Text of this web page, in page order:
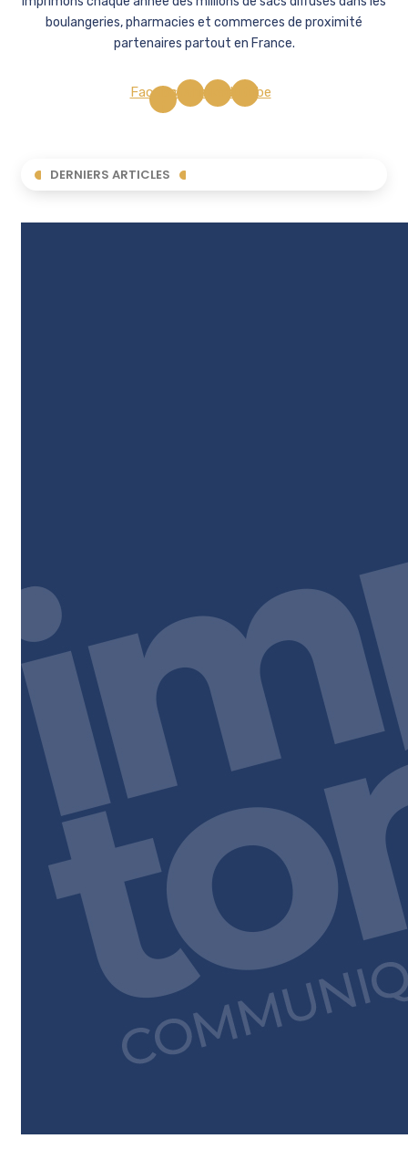
boulangeries, pharmacies et commerces de proximité
partenaires partout en France.
Facebook-InstagramLinkedinYoutube
DERNIERS ARTICLES